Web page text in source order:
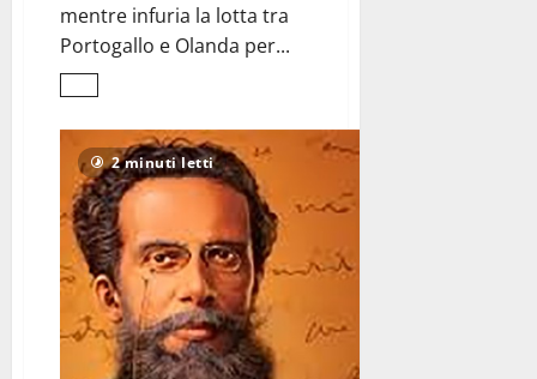
mentre infuria la lotta tra
Portogallo e Olanda per...
Leggi
più
su
Una
donna
in
lotta
<br>tra
Portogallo
e
Olanda
2 minuti letti